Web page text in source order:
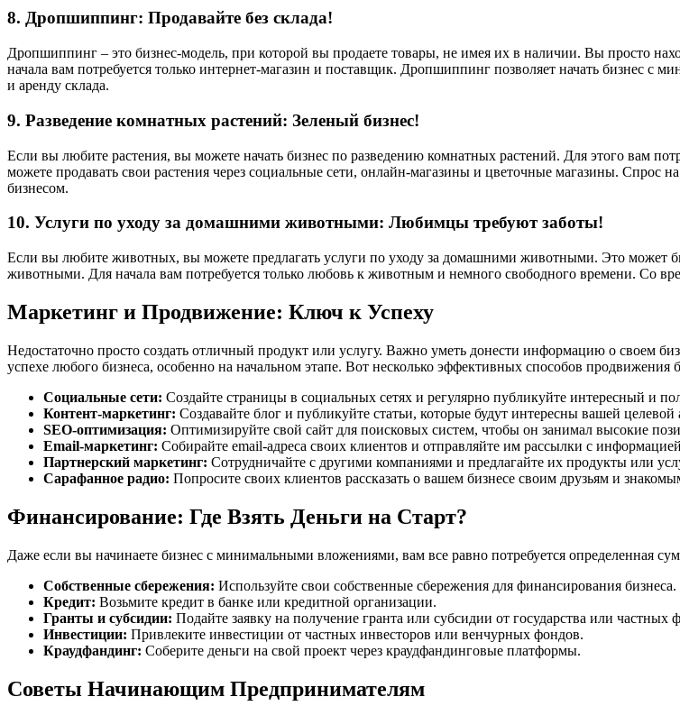
8. Дропшиппинг: Продавайте без склада!
Дропшиппинг – это бизнес-модель, при которой вы продаете товары, не имея их в наличии. Вы просто
начала вам потребуется только интернет-магазин и поставщик. Дропшиппинг позволяет начать бизнес с
и аренду склада.
9. Разведение комнатных растений: Зеленый бизнес!
Если вы любите растения, вы можете начать бизнес по разведению комнатных растений. Для этого вам
можете продавать свои растения через социальные сети, онлайн-магазины и цветочные магазины. Спрос
бизнесом.
10. Услуги по уходу за домашними животными: Любимцы требуют заботы!
Если вы любите животных, вы можете предлагать услуги по уходу за домашними животными. Это может
животными. Для начала вам потребуется только любовь к животным и немного свободного времени. Со
Маркетинг и Продвижение: Ключ к Успеху
Недостаточно просто создать отличный продукт или услугу. Важно уметь донести информацию о своем
успехе любого бизнеса, особенно на начальном этапе. Вот несколько эффективных способов
Социальные сети: Создайте страницы в социальных сетях и регулярно публикуйте интересный и
Контент-маркетинг: Создавайте блог и публикуйте статьи, которые будут интересны вашей целевой
SEO-оптимизация: Оптимизируйте свой сайт для поисковых систем, чтобы он занимал высокие
Email-маркетинг: Собирайте email-адреса своих клиентов и отправляйте им рассылки с
Партнерский маркетинг: Сотрудничайте с другими компаниями и предлагайте их продукты или
Сарафанное радио: Попросите своих клиентов рассказать о вашем бизнесе своим друзьям и
Финансирование: Где Взять Деньги на Старт?
Даже если вы начинаете бизнес с минимальными вложениями, вам все равно потребуется определенная
Собственные сбережения: Используйте свои собственные сбережения для финансирования бизнеса.
Кредит: Возьмите кредит в банке или кредитной организации.
Гранты и субсидии: Подайте заявку на получение гранта или субсидии от государства или частных
Инвестиции: Привлеките инвестиции от частных инвесторов или венчурных фондов.
Краудфандинг: Соберите деньги на свой проект через краудфандинговые платформы.
Советы Начинающим Предпринимателям